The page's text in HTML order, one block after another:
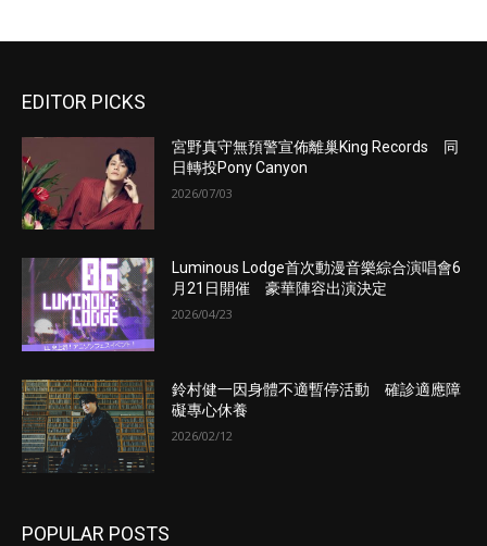
EDITOR PICKS
宮野真守無預警宣佈離巢King Records 同
日轉投Pony Canyon
2026/07/03
Luminous Lodge首次動漫音樂綜合演唱會6
月21日開催 豪華陣容出演決定
2026/04/23
鈴村健一因身體不適暫停活動 確診適應障
礙專心休養
2026/02/12
POPULAR POSTS